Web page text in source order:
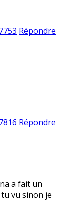
Répondre
Répondre
a fait un
vu sinon je